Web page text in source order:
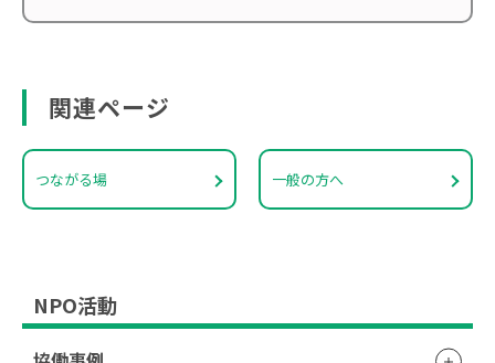
関連ページ
つながる場 一般の方へ
NPO活動